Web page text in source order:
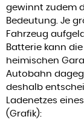
gewinnt zudem
Bedeutung. Je
Fahrzeug
Batterie kann
heimischen
Autobahn
deshalb
Ladenetzes
(Grafik):